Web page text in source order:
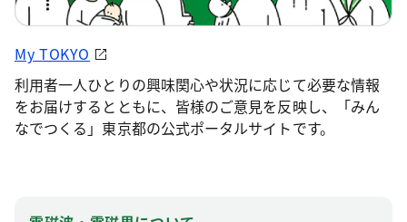
My TOKYO
利用者一人ひとりの興味関心や状況に応じて必要な情報
をお届けするとともに、皆様のご意見を反映し、「みん
なでつくる」東京都の公式ポータルサイトです。